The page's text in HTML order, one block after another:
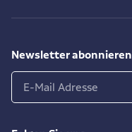
Newsletter abonnieren